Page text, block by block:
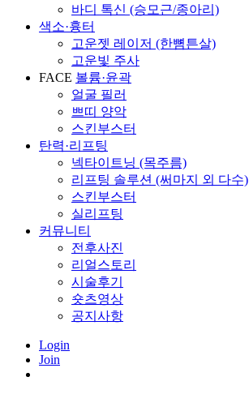
바디 톡신 (승모근/종아리)
색소·흉터
고운젯 레이저 (한뼘튼살)
고운빛 주사
FACE 볼륨·윤곽
얼굴 필러
쁘띠 양악
스킨부스터
탄력·리프팅
넥타이트닝 (목주름)
리프팅 솔루션 (써마지 외 다수)
스킨부스터
실리프팅
커뮤니티
전후사진
리얼스토리
시술후기
숏츠영상
공지사항
Login
Join